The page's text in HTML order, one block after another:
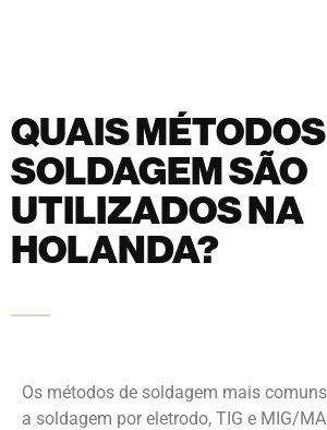
QUAIS
SOLDAGEM SÃO
UTILIZADOS NA
HOLANDA?
Os métodos de soldagem mais
a soldagem por eletrodo, TIG e MIG/